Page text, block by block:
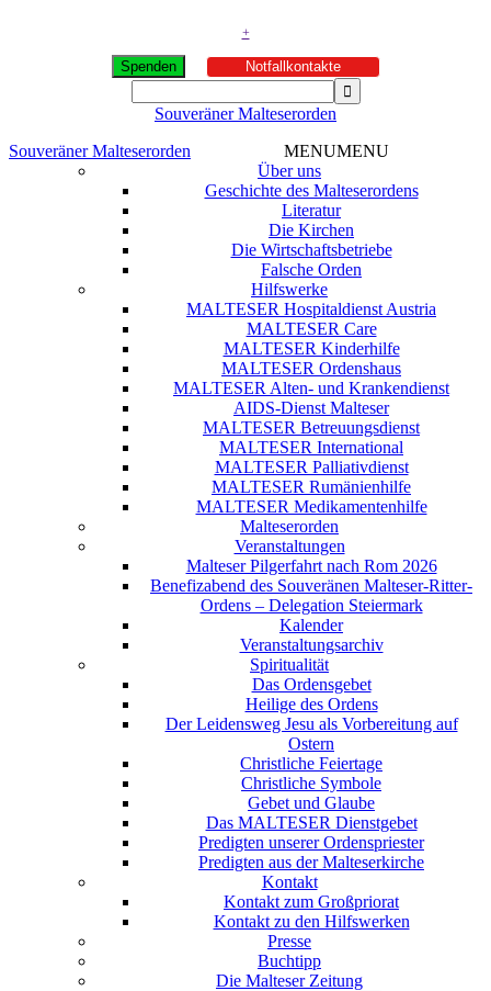
+
Spenden Notfallkontakte
Souveräner Malteserorden
Souveräner Malteserorden
MENUMENU
Über uns
Geschichte des Malteserordens
Literatur
Die Kirchen
Die Wirtschaftsbetriebe
Falsche Orden
Hilfswerke
MALTESER Hospitaldienst Austria
MALTESER Care
MALTESER Kinderhilfe
MALTESER Ordenshaus
MALTESER Alten- und Krankendienst
AIDS-Dienst Malteser
MALTESER Betreuungsdienst
MALTESER International
MALTESER Palliativdienst
MALTESER Rumänienhilfe
MALTESER Medikamentenhilfe
Malteserorden
Veranstaltungen
Malteser Pilgerfahrt nach Rom 2026
Benefizabend des Souveränen Malteser-Ritter-
Ordens – Delegation Steiermark
Kalender
Veranstaltungsarchiv
Spiritualität
Das Ordensgebet
Heilige des Ordens
Der Leidensweg Jesu als Vorbereitung auf
Ostern
Christliche Feiertage
Christliche Symbole
Gebet und Glaube
Das MALTESER Dienstgebet
Predigten unserer Ordenspriester
Predigten aus der Malteserkirche
Kontakt
Kontakt zum Großpriorat
Kontakt zu den Hilfswerken
Presse
Buchtipp
Die Malteser Zeitung